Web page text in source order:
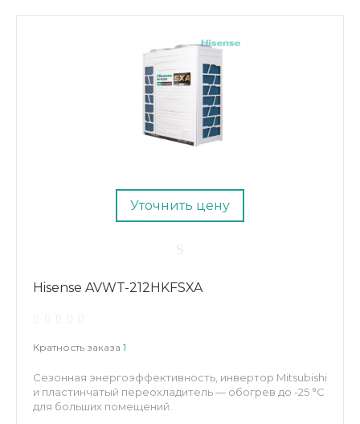
Уточнить цену
Hisense AVWT-212HKFSXA
Кратность заказа 1
Сезонная энергоэффективность, инвертор Mitsubishi
и пластинчатый переохладитель — обогрев до -25 °C
для больших помещений.